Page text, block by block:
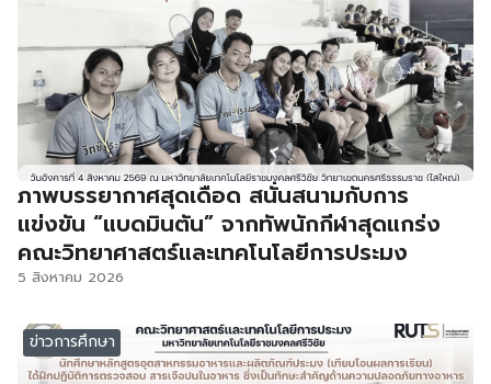
ภาพบรรยากาศสุดเดือด สนั่นสนามกับการ
แข่งขัน “แบดมินตัน” จากทัพนักกีฬาสุดแกร่ง
คณะวิทยาศาสตร์และเทคโนโลยีการประมง
5 สิงหาคม 2026
ข่าวการศึกษา